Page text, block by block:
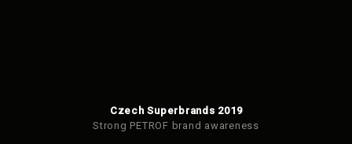
Czech Superbrands 2019
Strong PETROF brand awareness